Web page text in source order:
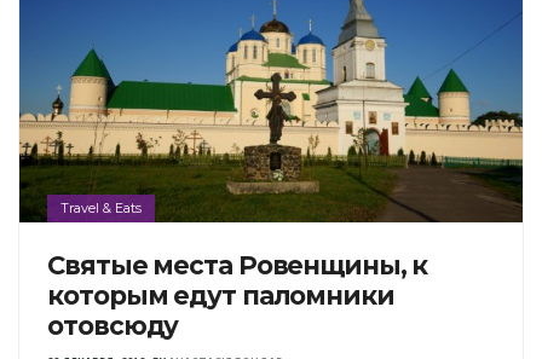
Travel & Eats
Святые места Ровенщины, к
которым едут паломники
отовсюду